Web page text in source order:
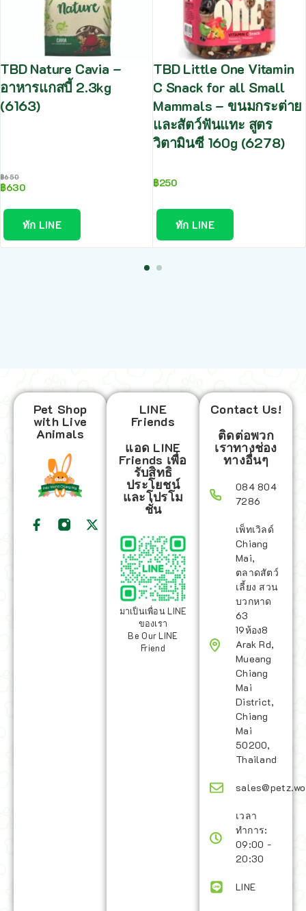
TBD Nature Cavia –
อาหารแกสบี้ 2.3kg
(6163)
฿650
฿630
ทัก LINE
TBD Little One Vitamin
C Snack for all Small
Mammals – ขนมกระต่าย
และสัตว์ฟันแทะ สูตร
วิตามินซี 160g (6278)
฿250
ทัก LINE
Pet Shop
with Live
Animals
LINE
Friends
แอด LINE
Friends เพื่อ
รับสิทธิ
ประโยชน์
และโปรโม
ชั่น
มาเป็นเพื่อน LINE
ของเรา
Be Our LINE
Friend
Contact Us!
ติดต่อพวก
เราทางช่อง
ทางอื่นๆ
084 804
7286
เพ็ทเวิลด์
Chiang
Mai,
ตลาดสัตว์
เลี้ยง สวน
บวกหาด
63
19ห้อง8
Arak Rd,
Mueang
Chiang
Mai
District,
Chiang
Mai
50200,
Thailand
เวลา
ทำการ:
09:00 -
20:30
LINE